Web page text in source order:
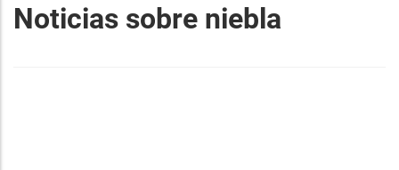
Noticias sobre niebla